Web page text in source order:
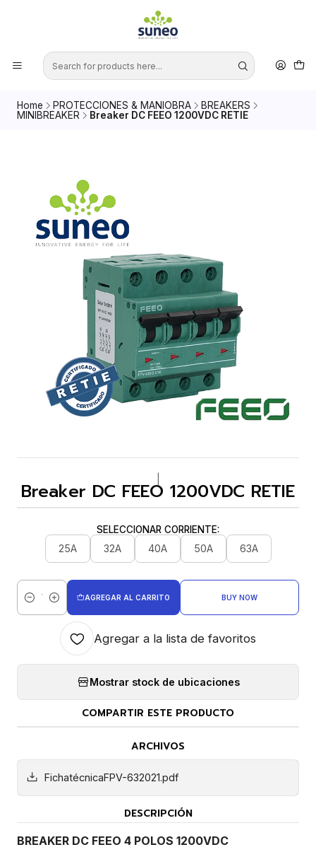
Home PROTECCIONES & MANIOBRA
BREAKERS
MINIBREAKER
Breaker DC FEEO 1200VDC RETIE
Breaker DC FEEO 1200VDC RETIE
SELECCIONAR CORRIENTE:
25A 32A 40A 50A 63A
Cantidad
AGREGAR AL CARRITO BUY NOW
Agregar a la lista de favoritos
Mostrar stock de ubicaciones
COMPARTIR ESTE PRODUCTO
ARCHIVOS
FichatécnicaFPV-632021.pdf
DESCRIPCIÓN
BREAKER DC FEEO 4 POLOS 1200VDC